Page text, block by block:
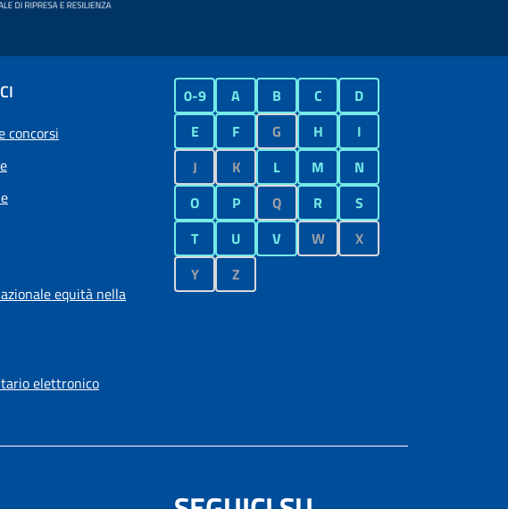
concorsi
equità nella
elettronico
0-9 A B C
D
E
F G H
I
J
K L M
N
O
P Q R
S
T
U V W
X
Y
Z